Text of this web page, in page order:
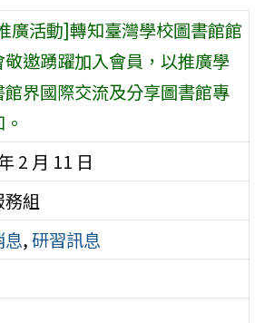
廣活動]轉知臺灣學校圖書館館
敬邀踴躍加入會員，以推廣學
館界國際交流及分享圖書館專
2 月 11 日
組
息,研習訊息